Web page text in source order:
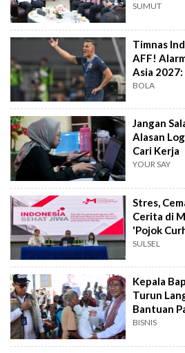
SUMUT
Timnas
AFF!
Asia
Herdman?
BOLA
Jangan
Alasan
Cari Kerja
YOUR SAY
Stres,
Cerita di
'Pojok
SULSEL
Kepala
Turun
Bantuan
BISNIS